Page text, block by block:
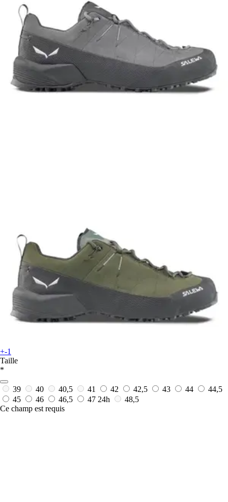
+-1
Taille
*
39 40 40,5 41 42 42,5 43 44
44,5
45
46 46,5 47 24h
48,5
Ce champ est requis